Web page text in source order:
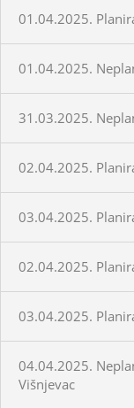
01.04.2025.
01.04.2025.
31.03.2025.
02.04.2025.
03.04.2025.
02.04.2025.
03.04.2025.
04.04.2025.
Višnjevac